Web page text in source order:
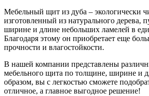
Мебельный щит из дуба – экологически
изготовленный из натурального дерева,
ширине и длине небольших ламелей в
Благодаря этому он приобретает еще
прочности и влагостойкости.
В нашей компании представлены
мебельного щита по толщине, ширине и
образом, вы с легкостью сможете
отличное, а главное выгодное решение!